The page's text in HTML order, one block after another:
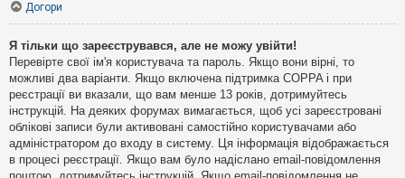
Догори
Я тільки що зареєструвався, але не можу увійти!
Перевірте свої ім'я користувача та пароль. Якщо вони вірні, то
можливі два варіанти. Якщо включена підтримка COPPA і при
реєстрації ви вказали, що вам менше 13 років, дотримуйтесь
інструкцій. На деяких форумах вимагається, щоб усі зареєстровані
облікові записи були активовані самостійно користувачами або
адміністратором до входу в систему. Ця інформація відображається
в процесі реєстрації. Якщо вам було надіслано email-повідомлення